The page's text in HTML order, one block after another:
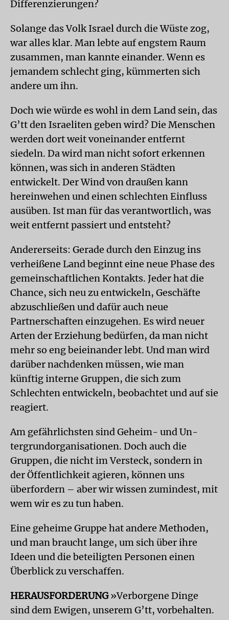
Differenzierungen?
Solange das Volk Israel durch die Wüste zog,
war alles klar. Man lebte auf engstem Raum
zusammen, man kannte einander. Wenn es
jemandem schlecht ging, kümmerten sich
andere um ihn.
Doch wie würde es wohl in dem Land sein, das
G’tt den Israeliten geben wird? Die Menschen
werden dort weit voneinander entfernt
siedeln. Da wird man nicht sofort erkennen
können, was sich in anderen Städten
entwickelt. Der Wind von draußen kann
hereinwehen und einen schlechten Einfluss
ausüben. Ist man für das verantwortlich, was
weit entfernt passiert und entsteht?
Andererseits: Gerade durch den Einzug ins
verheißene Land beginnt eine neue Phase des
gemeinschaftlichen Kontakts. Jeder hat die
Chance, sich neu zu entwickeln, Geschäfte
abzuschließen und dafür auch neue
Partnerschaften einzugehen. Es wird neuer
Arten der Erziehung bedürfen, da man nicht
mehr so eng beieinander lebt. Und man wird
darüber nachdenken müssen, wie man
künftig interne Gruppen, die sich zum
Schlechten entwickeln, beobachtet und auf sie
reagiert.
Am gefährlichsten sind Geheim- und Un­
tergrundorganisationen. Doch auch die
Gruppen, die nicht im Versteck, sondern in
der Öffentlichkeit agieren, können uns
überfordern – aber wir wissen zumindest, mit
wem wir es zu tun haben.
Eine geheime Gruppe hat andere Methoden,
und man braucht lange, um sich über ihre
Ideen und die beteiligten Personen einen
Überblick zu verschaffen.
HERAUSFORDERUNG»Verborgene Dinge
sind dem Ewigen, unserem G’tt, vorbehalten.